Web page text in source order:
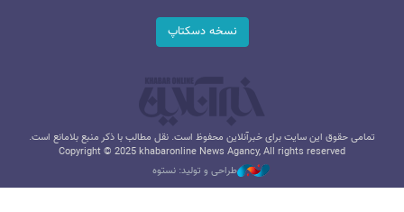
نسخه دسکتاپ
تمامی حقوق این سایت برای خبرآنلاین محفوظ است. نقل مطالب با ذکر منبع بلامانع است.
Copyright © 2025 khabaronline News Agancy, All rights reserved
طراحی و تولید: نستوه